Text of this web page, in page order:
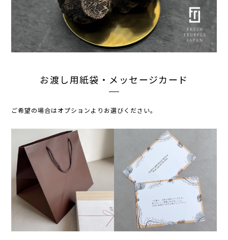
お渡し用紙袋・メッセージカード
ご希望の場合はオプションよりお選びください。